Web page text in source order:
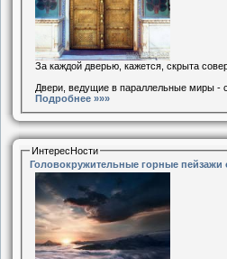
За каждой дверью, кажется, скрыта
Двери, ведущие в параллельные миры -
Подробнее »»»
ИнтересНости
Головокружительные горные